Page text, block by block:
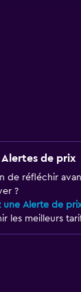
Alertes de prix
de réfléchir
?
une Alerte de
les meilleurs